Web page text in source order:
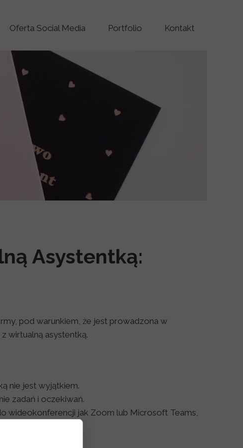
Oferta Social Media Portfolio Kontakt
Asystentką:
pod warunkiem, że jest prowadzona w
wirtualną asystentką.
nie jest wyjątkiem.
zadań i oczekiwań.
wideokonferencji jak Zoom lub Microsoft Teams,